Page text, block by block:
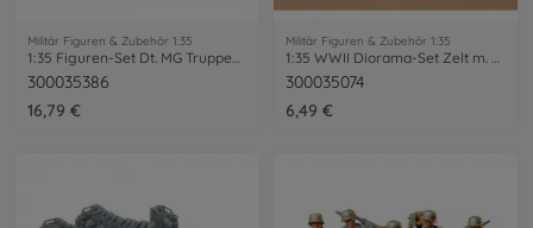
Militär Figuren & Zubehör 1:35
300035386
16,79 €
Militär Figuren & Zubehör 1:35
300035074
6,49 €